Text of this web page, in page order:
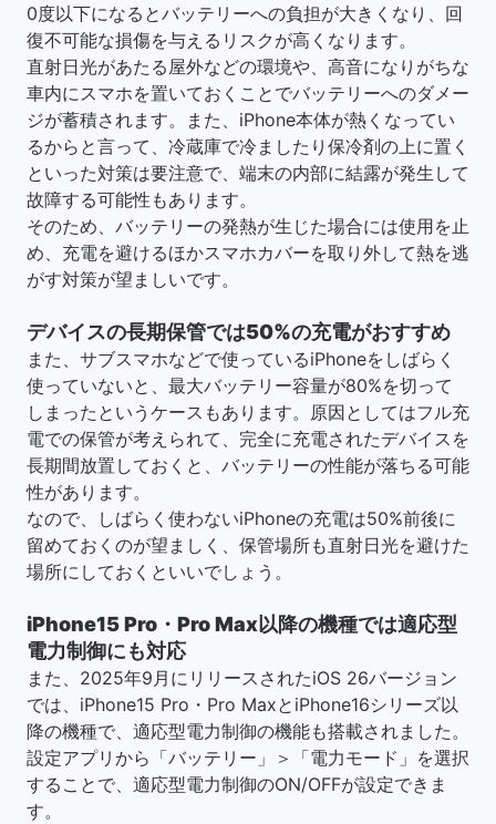
0度以下になるとバッテリーへの負担が大きくなり、回
復不可能な損傷を与えるリスクが高くなります。
直射日光があたる屋外などの環境や、高音になりがちな
車内にスマホを置いておくことでバッテリーへのダメー
ジが蓄積されます。また、iPhone本体が熱くなってい
るからと言って、冷蔵庫で冷ましたり保冷剤の上に置く
といった対策は要注意で、端末の内部に結露が発生して
故障する可能性もあります。
そのため、バッテリーの発熱が生じた場合には使用を止
め、充電を避けるほかスマホカバーを取り外して熱を逃
がす対策が望ましいです。
デバイスの長期保管では50%の充電がおすすめ
また、サブスマホなどで使っているiPhoneをしばらく
使っていないと、最大バッテリー容量が80%を切って
しまったというケースもあります。原因としてはフル充
電での保管が考えられて、完全に充電されたデバイスを
長期間放置しておくと、バッテリーの性能が落ちる可能
性があります。
なので、しばらく使わないiPhoneの充電は50%前後に
留めておくのが望ましく、保管場所も直射日光を避けた
場所にしておくといいでしょう。
iPhone15 Pro・Pro Max以降の機種では適応型
電力制御にも対応
また、2025年9月にリリースされたiOS 26バージョン
では、iPhone15 Pro・Pro MaxとiPhone16シリーズ以
降の機種で、適応型電力制御の機能も搭載されました。
設定アプリから「バッテリー」＞「電力モード」を選択
することで、適応型電力制御のON/OFFが設定できま
す。